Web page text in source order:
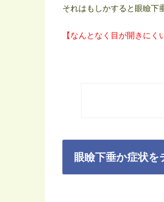
それはもしかすると眼瞼下
【なんとなく目が開きにく
眼瞼下垂か症状